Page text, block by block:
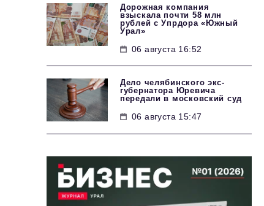
Дорожная компания
взыскала почти 58 млн
рублей с Упрдора «Южный
Урал»
06 августа 16:52
Дело челябинского экс-
губернатора Юревича
передали в московский суд
06 августа 15:47